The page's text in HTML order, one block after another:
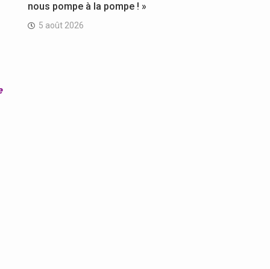
nous pompe à la pompe ! »
5 août 2026